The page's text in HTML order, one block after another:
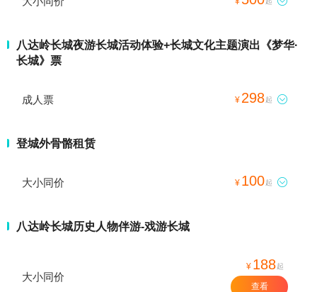
八达岭长城夜游长城活动体验+长城文化主题演出《梦华·
长城》票
成人票 ¥ 298起 
登城外骨骼租赁
大小同价 ¥ 100起 
八达岭长城历史人物伴游-戏游长城
大小同价
¥ 188起
查看